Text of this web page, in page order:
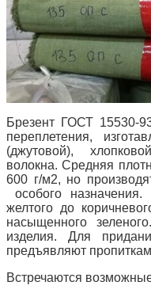
Брезент ГОСТ 15530-
переплетения,
(джутовой),
волокна.Средняя
600 г/м2, но
особого назначения.
желтого до
насыщенного
изделия. Для
предъявляют
Встречаются